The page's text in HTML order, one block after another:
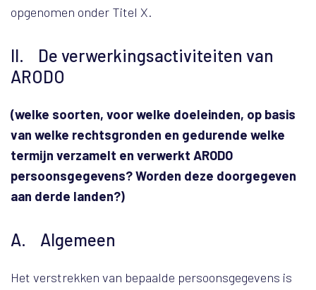
opgenomen onder Titel X.
II. De verwerkingsactiviteiten van
ARODO
(welke soorten, voor welke doeleinden, op basis
van welke rechtsgronden en gedurende welke
termijn verzamelt en verwerkt ARODO
persoonsgegevens? Worden deze doorgegeven
aan derde landen?)
A. Algemeen
Het verstrekken van bepaalde persoonsgegevens is